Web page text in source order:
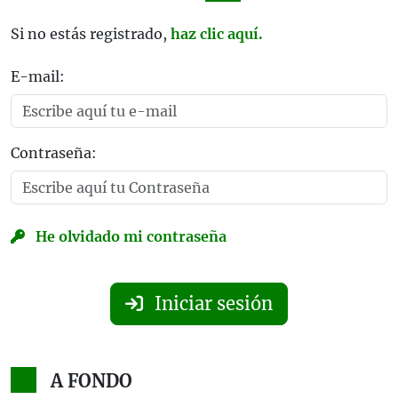
Si no estás registrado, haz clic aquí.
E-mail:
Contraseña:
He olvidado mi contraseña
Iniciar sesión
A FONDO